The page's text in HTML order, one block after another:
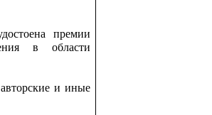
премии
в области
и иные